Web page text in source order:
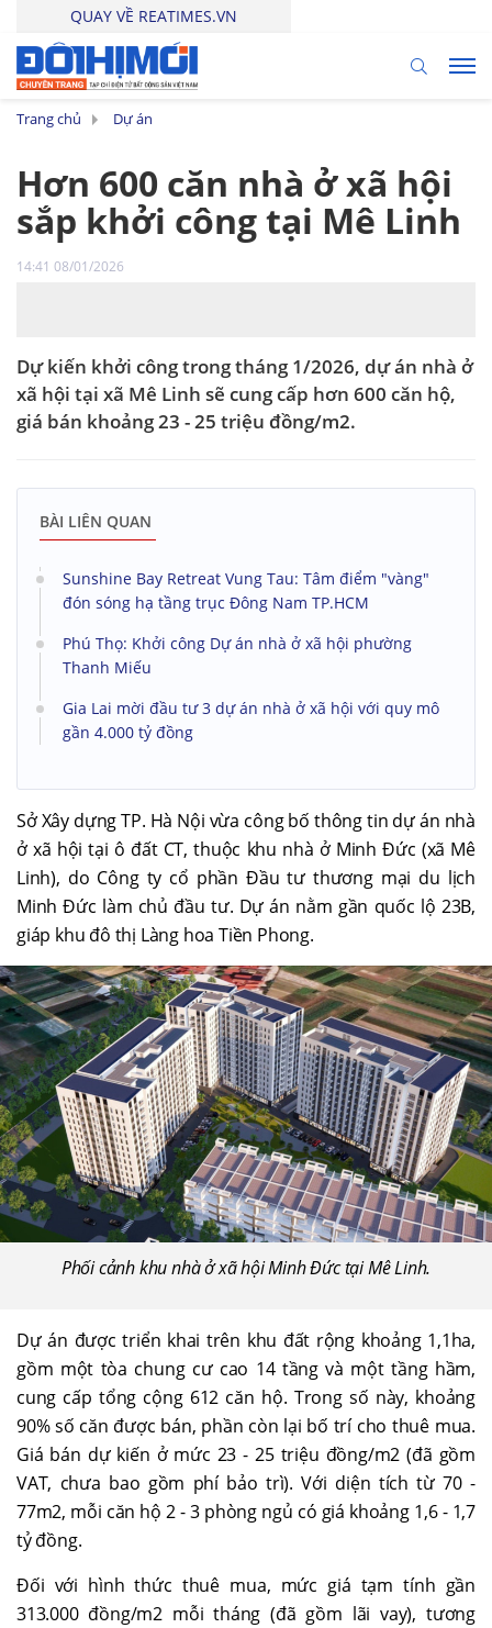
QUAY VỀ REATIMES.VN
Trang chủ Dự án
Hơn 600 căn nhà ở xã hội
sắp khởi công tại Mê Linh
14:41 08/01/2026
Dự kiến khởi công trong tháng 1/2026, dự án nhà ở
xã hội tại xã Mê Linh sẽ cung cấp hơn 600 căn hộ,
giá bán khoảng 23 - 25 triệu đồng/m2.
BÀI LIÊN QUAN
Sunshine Bay Retreat Vung Tau: Tâm điểm "vàng"
đón sóng hạ tầng trục Đông Nam TP.HCM
Phú Thọ: Khởi công Dự án nhà ở xã hội phường
Thanh Miếu
Gia Lai mời đầu tư 3 dự án nhà ở xã hội với quy mô
gần 4.000 tỷ đồng
Sở Xây dựng TP. Hà Nội vừa công bố thông tin dự án nhà
ở xã hội tại ô đất CT, thuộc khu nhà ở Minh Đức (xã Mê
Linh), do Công ty cổ phần Đầu tư thương mại du lịch
Minh Đức làm chủ đầu tư. Dự án nằm gần quốc lộ 23B,
giáp khu đô thị Làng hoa Tiền Phong.
Phối cảnh khu nhà ở xã hội Minh Đức tại Mê Linh.
Dự án được triển khai trên khu đất rộng khoảng 1,1ha,
gồm một tòa chung cư cao 14 tầng và một tầng hầm,
cung cấp tổng cộng 612 căn hộ. Trong số này, khoảng
90% số căn được bán, phần còn lại bố trí cho thuê mua.
Giá bán dự kiến ở mức 23 - 25 triệu đồng/m2 (đã gồm
VAT, chưa bao gồm phí bảo trì). Với diện tích từ 70 -
77m2, mỗi căn hộ 2 - 3 phòng ngủ có giá khoảng 1,6 - 1,7
tỷ đồng.
Đối với hình thức thuê mua, mức giá tạm tính gần
313.000 đồng/m2 mỗi tháng (đã gồm lãi vay), tương